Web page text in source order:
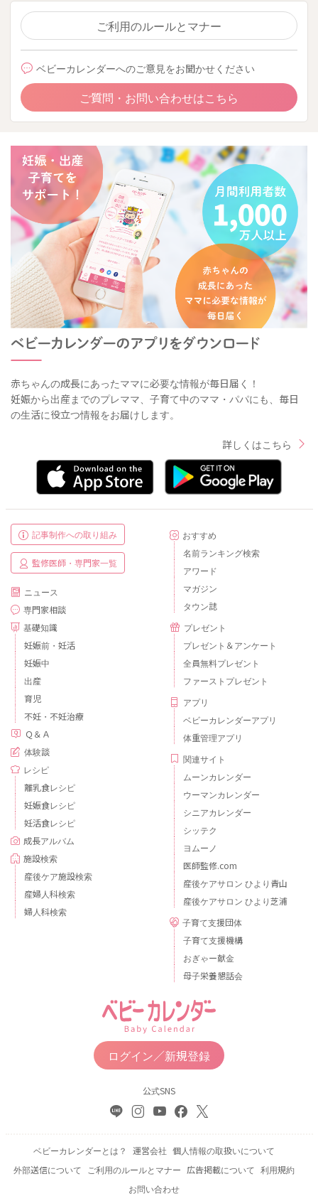
ご利用のルールとマナー
ベビーカレンダーへのご意見をお聞かせください
ご質問・お問い合わせはこちら
赤ちゃんの成長にあったママに必要な情報が毎日届く！
妊娠から出産までのプレママ、子育て中のママ・パパにも、毎日
の生活に役立つ情報をお届けします。
詳しくはこちら
記事制作への取り組み
監修医師・専門家一覧
ニュース
専門家相談
基礎知識
妊娠前・妊活
妊娠中
出産
育児
不妊・不妊治療
Ｑ＆Ａ
体験談
レシピ
離乳食レシピ
妊娠食レシピ
妊活食レシピ
成長アルバム
施設検索
産後ケア施設検索
産婦人科検索
婦人科検索
おすすめ
名前ランキング検索
アワード
マガジン
タウン誌
プレゼント
プレゼント＆アンケート
全員無料プレゼント
ファーストプレゼント
アプリ
ベビーカレンダーアプリ
体重管理アプリ
関連サイト
ムーンカレンダー
ウーマンカレンダー
シニアカレンダー
シッテク
ヨムーノ
医師監修.com
産後ケアサロン ひより青山
産後ケアサロン ひより芝浦
子育て支援団体
子育て支援機構
おぎゃー献金
母子栄養懇話会
ログイン／新規登録
公式SNS
ベビーカレンダーとは？ 運営会社 個人情報の取扱いについて
外部送信について
ご利用のルールとマナー 広告掲載について 利用規約
お問い合わせ